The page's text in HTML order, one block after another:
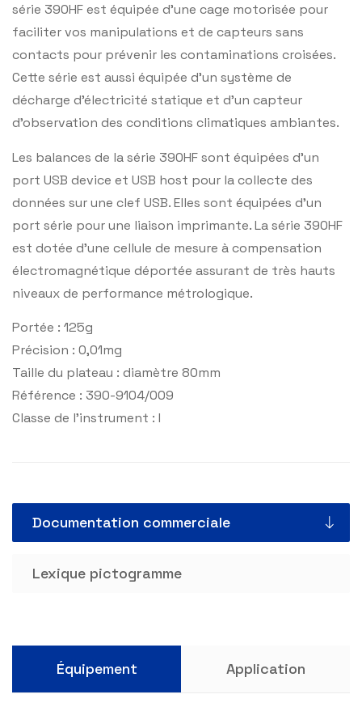
série 390HF est équipée d’une cage motorisée pour
faciliter vos manipulations et de capteurs sans
contacts pour prévenir les contaminations croisées.
Cette série est aussi équipée d’un système de
décharge d’électricité statique et d’un capteur
d’observation des conditions climatiques ambiantes.
Les balances de la série 390HF sont équipées d’un
port USB device et USB host pour la collecte des
données sur une clef USB. Elles sont équipées d’un
port série pour une liaison imprimante. La série 390HF
est dotée d’une cellule de mesure à compensation
électromagnétique déportée assurant de très hauts
niveaux de performance métrologique.
Portée : 125g
Précision : 0,01mg
Taille du plateau : diamètre 80mm
Référence : 390-9104/009
Classe de l’instrument : I
Documentation commerciale
Lexique pictogramme
Équipement Application